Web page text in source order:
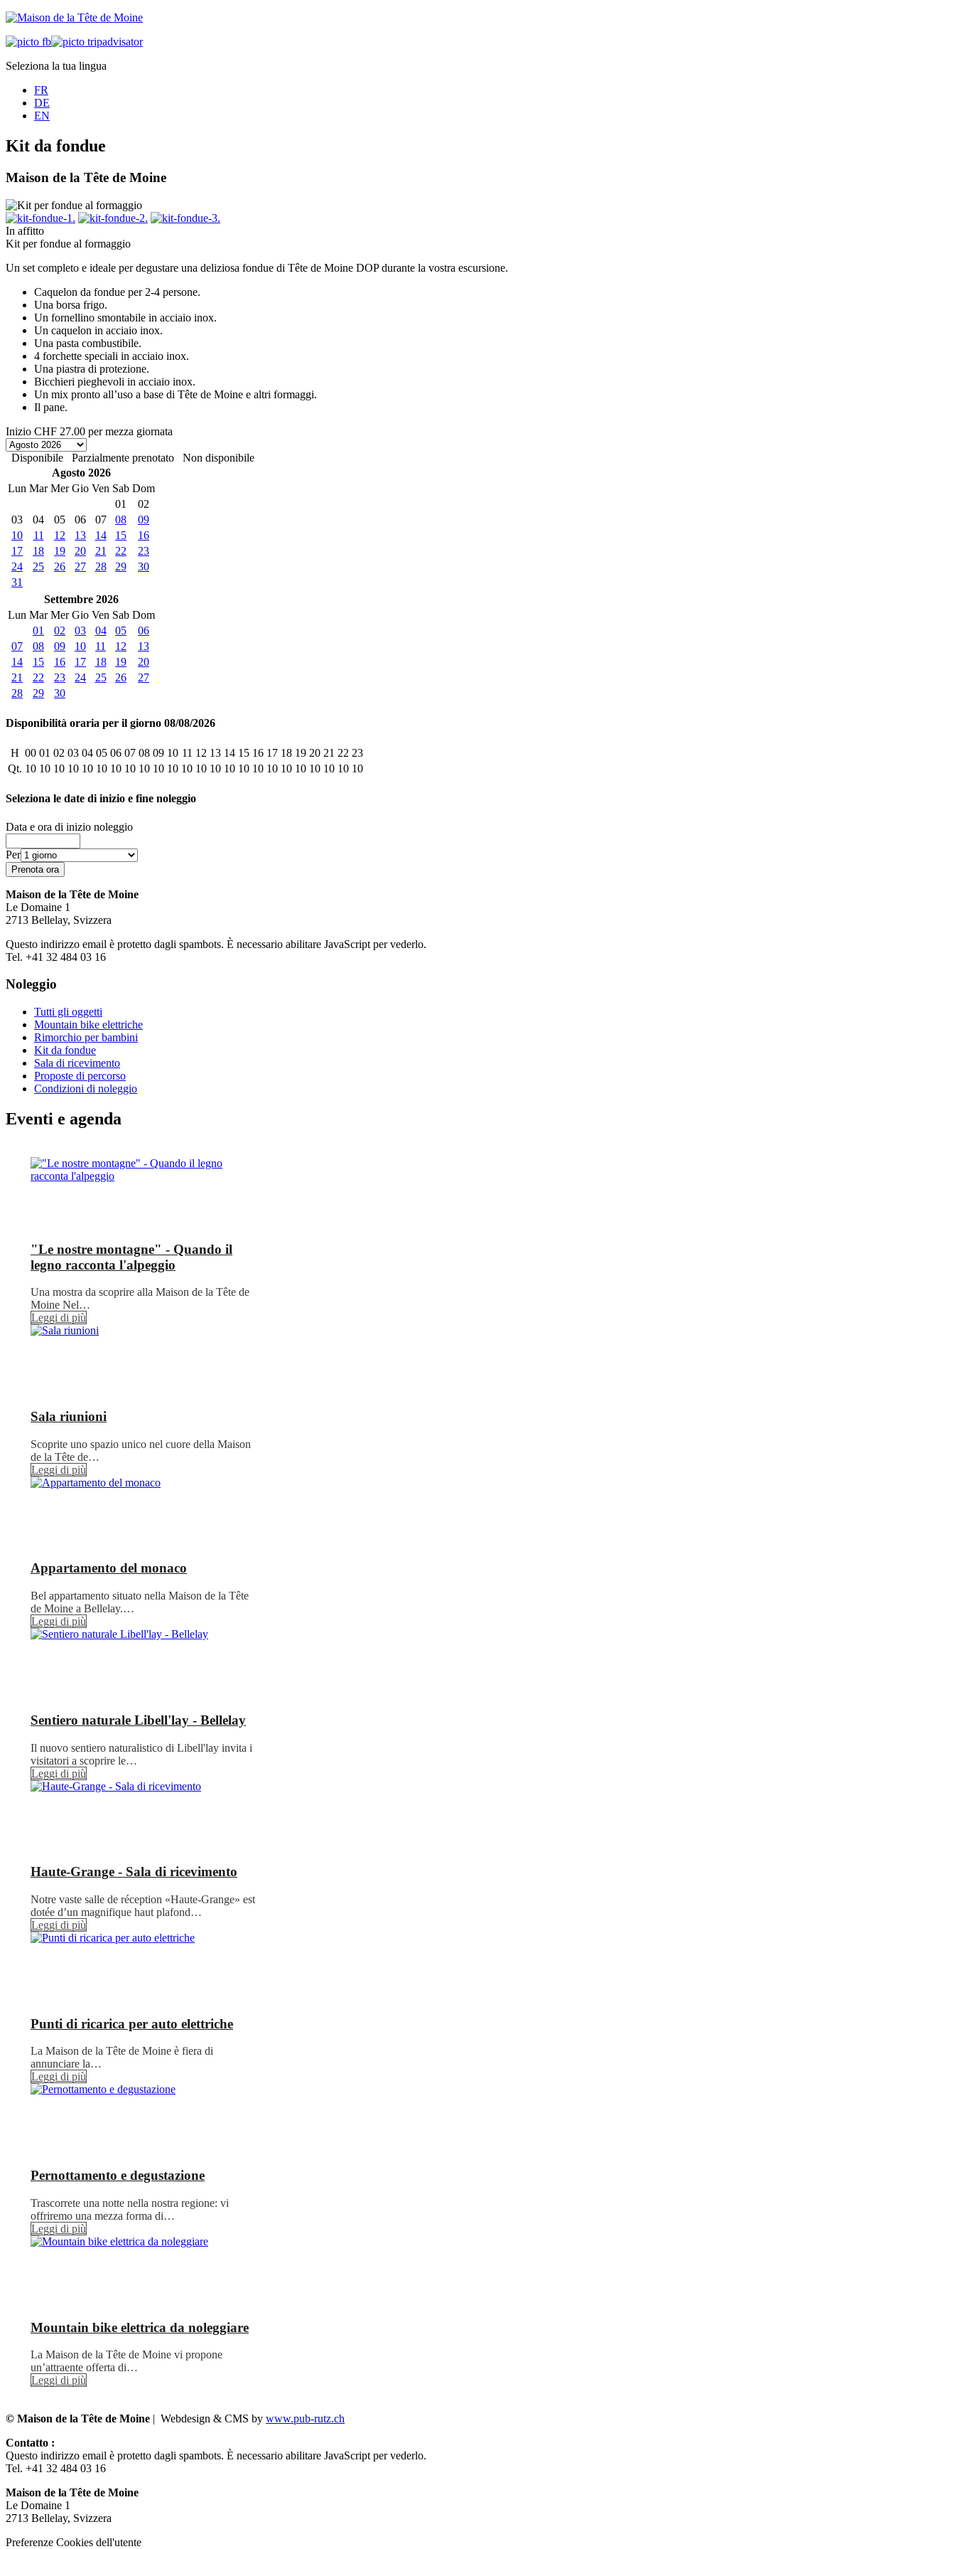
Seleziona la tua lingua
FR
DE
EN
Kit da fondue
Maison de la Tête de Moine
In affitto
Kit per fondue al formaggio
Un set completo e ideale per degustare una deliziosa fondue di Tête de Moine DOP durante la vostra escursione.
Caquelon da fondue per 2-4 persone.
Una borsa frigo.
Un fornellino smontabile in acciaio inox.
Un caquelon in acciaio inox.
Una pasta combustibile.
4 forchette speciali in acciaio inox.
Una piastra di protezione.
Bicchieri pieghevoli in acciaio inox.
Un mix pronto all’uso a base di Tête de Moine e altri formaggi.
Il pane.
Inizio CHF 27.00 per mezza giornata
Disponibile Parzialmente prenotato
Non disponibile
Agosto 2026
Lun Mar Mer Gio Ven Sab Dom
01
02
03
04 05 06 07 08
09
10
11 12 13 14 15
16
17
18 19 20 21 22
23
24
25 26 27 28 29
30
31
Settembre 2026
Lun Mar Mer Gio Ven Sab Dom
01
02 03 04 05
06
07
08 09 10 11 12
13
14
15 16 17 18 19
20
21
22 23 24 25 26
27
28
29 30
Disponibilità oraria per il giorno 08/08/2026
H 00 01 02 03 04 05 06 07 08 09 10 11 12 13 14 15 16 17 18 19 20 21 22 23
Qt. 10 10 10 10 10 10 10 10 10 10 10 10 10 10 10 10 10 10 10 10 10 10 10 10
Seleziona le date di inizio e fine noleggio
Data e ora di inizio noleggio
Per
Maison de la Tête de Moine
Le Domaine 1
2713 Bellelay, Svizzera
Questo indirizzo email è protetto dagli spambots. È necessario abilitare JavaScript per vederlo.
Tel. +41 32 484 03 16
Noleggio
Tutti gli oggetti
Mountain bike elettriche
Rimorchio per bambini
Kit da fondue
Sala di ricevimento
Proposte di percorso
Condizioni di noleggio
Eventi e agenda
"Le nostre montagne" - Quando il
legno racconta l'alpeggio
Una mostra da scoprire alla Maison de la Tête de
Moine Nel…
Leggi di più
Sala riunioni
Scoprite uno spazio unico nel cuore della Maison
de la Tête de…
Leggi di più
Appartamento del monaco
Bel appartamento situato nella Maison de la Tête
de Moine a Bellelay.…
Leggi di più
Sentiero naturale Libell'lay - Bellelay
Il nuovo sentiero naturalistico di Libell'lay invita i
visitatori a scoprire le…
Leggi di più
Haute-Grange - Sala di ricevimento
Notre vaste salle de réception «Haute-Grange» est
dotée d’un magnifique haut plafond…
Leggi di più
Punti di ricarica per auto elettriche
La Maison de la Tête de Moine è fiera di
annunciare la…
Leggi di più
Pernottamento e degustazione
Trascorrete una notte nella nostra regione: vi
offriremo una mezza forma di…
Leggi di più
Mountain bike elettrica da noleggiare
La Maison de la Tête de Moine vi propone
un’attraente offerta di…
Leggi di più
© Maison de la Tête de Moine | Webdesign & CMS by www.pub-rutz.ch
Contatto :
Questo indirizzo email è protetto dagli spambots. È necessario abilitare JavaScript per vederlo.
Tel. +41 32 484 03 16
Maison de la Tête de Moine
Le Domaine 1
2713 Bellelay, Svizzera
Preferenze Cookies dell'utente